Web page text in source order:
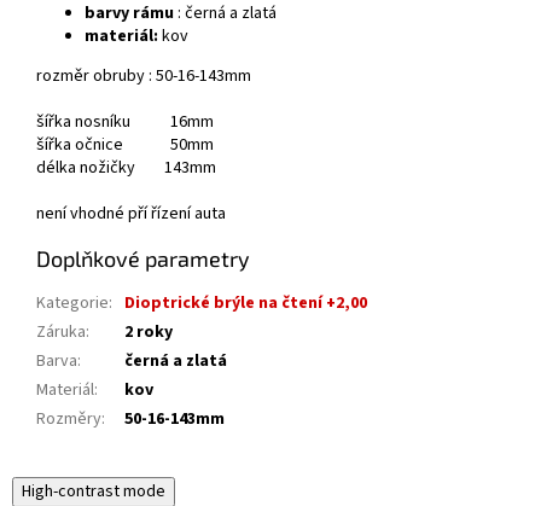
barvy rámu : černá a zlatá
materiál: kov
rozměr obruby : 50-16-143mm
šířka nosníku 16mm
šířka očnice 50mm
délka nožičky 143mm
není vhodné pří řízení auta
Doplňkové parametry
Kategorie: Dioptrické brýle na čtení +2,00
Záruka:
2 roky
Barva:
černá a zlatá
Materiál:
kov
Rozměry: 50-16-143mm
High-contrast mode